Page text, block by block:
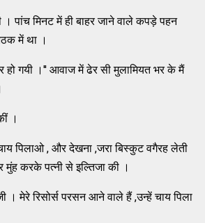
। पांच मिनट में ही बाहर जाने वाले कपड़े पहन
में था ।
हो गयी ।'' आवाज में ढेर सी मुलामियत भर के मैं
।
पिलाओ , और देखना ,जरा बिस्कुट वगैरह लेती
करके पत्नी से इल्तिजा की ।
। मेरे रिसोर्स परसन आने वाले हैं ,उन्हें चाय पिला